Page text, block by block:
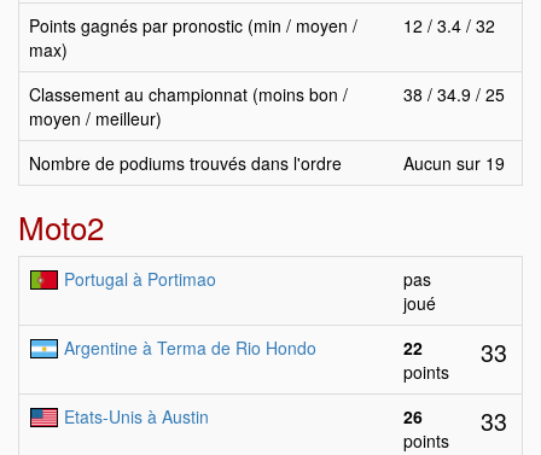
Points gagnés par pronostic (min / moyen /
max)
12 / 3.4 / 32
Classement au championnat (moins bon /
moyen / meilleur)
38 / 34.9 / 25
Nombre de podiums trouvés dans l'ordre Aucun sur 19
Moto2
Portugal à Portimao
pas
joué
Argentine à Terma de Rio Hondo
22
points
33
Etats-Unis à Austin
26
points
33